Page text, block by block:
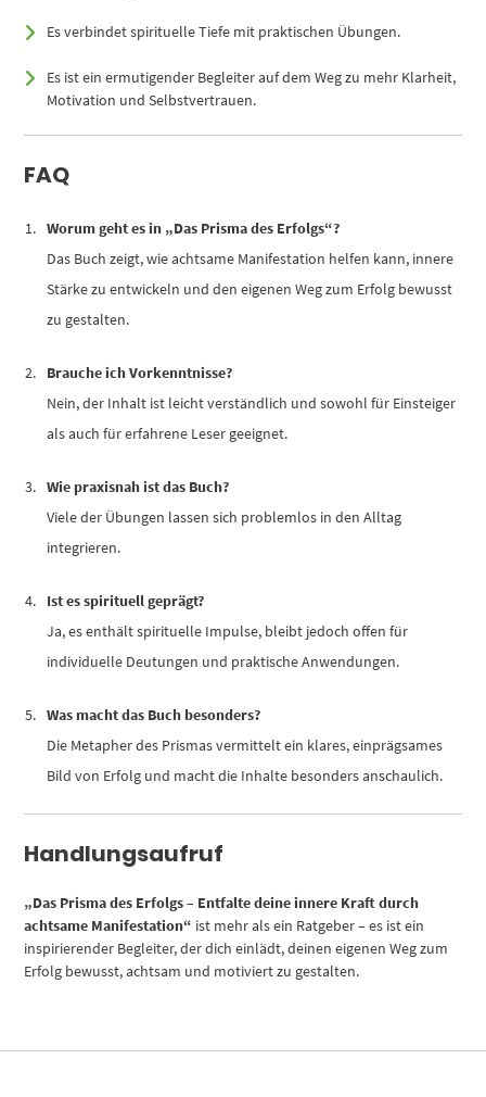
Es verbindet spirituelle Tiefe mit praktischen Übungen.
Es ist ein ermutigender Begleiter auf dem Weg zu mehr Klarheit,
Motivation und Selbstvertrauen.
FAQ
Worum geht es in „Das Prisma des Erfolgs“?
Das Buch zeigt, wie achtsame Manifestation helfen kann, innere
Stärke zu entwickeln und den eigenen Weg zum Erfolg bewusst
zu gestalten.
Brauche ich Vorkenntnisse?
Nein, der Inhalt ist leicht verständlich und sowohl für Einsteiger
als auch für erfahrene Leser geeignet.
Wie praxisnah ist das Buch?
Viele der Übungen lassen sich problemlos in den Alltag
integrieren.
Ist es spirituell geprägt?
Ja, es enthält spirituelle Impulse, bleibt jedoch offen für
individuelle Deutungen und praktische Anwendungen.
Was macht das Buch besonders?
Die Metapher des Prismas vermittelt ein klares, einprägsames
Bild von Erfolg und macht die Inhalte besonders anschaulich.
Handlungsaufruf
„Das Prisma des Erfolgs – Entfalte deine innere Kraft durch
achtsame Manifestation“ ist mehr als ein Ratgeber – es ist ein
inspirierender Begleiter, der dich einlädt, deinen eigenen Weg zum
Erfolg bewusst, achtsam und motiviert zu gestalten.